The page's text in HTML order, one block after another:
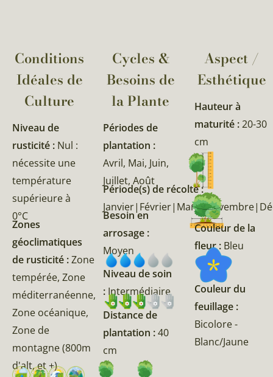
Conditions
Idéales de
Culture
Niveau de
rusticité : Nul :
nécessite une
température
supérieure à
0°C
Zones
géoclimatiques
de rusticité :Zone
tempérée, Zone
méditerranéenne,
Zone océanique,
Zone de
montagne (800m
d'alt, et +)
Cycles &
Besoins de
la Plante​
Périodes de
plantation :
Avril, Mai, Juin,
Juillet, Août
Période(s) de récolte :
Besoin en
arrosage :
Moyen
Niveau de soin
: Intermédiaire
Distance de
plantation :40
cm
Aspect /
Esthétique
Hauteur à
maturité :20-30
cm
Couleur de la
fleur : Bleu
Couleur du
feuillage :
Bicolore -
Blanc/Jaune